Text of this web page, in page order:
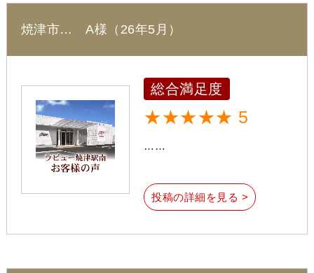
焼津市… A様（26年5月）
総合満足度
★★★★★ 5
……
投稿の詳細を見る >